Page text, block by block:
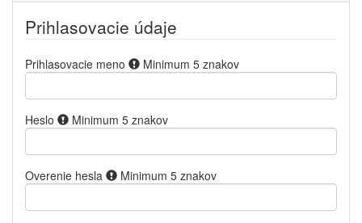
Prihlasovacie údaje
Prihlasovacie meno Minimum 5 znakov
Heslo Minimum 5 znakov
Overenie hesla Minimum 5 znakov